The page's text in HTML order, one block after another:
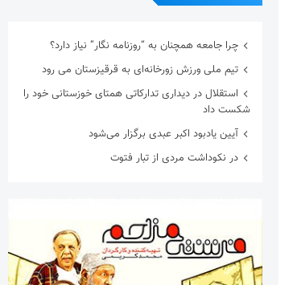
چرا جامعه همچنان به “روزنامه نگار” نیاز دارد؟
تیم ملی ورزش زورخانه‌ای به قرقیزستان می رود
استقلال در دیداری تدارکاتی همتای خوزستانی خود را
شکست داد
آیین یادبود اکبر عبدی برگزار می‌شود
در نکوداشت مردی از تبار فتوت